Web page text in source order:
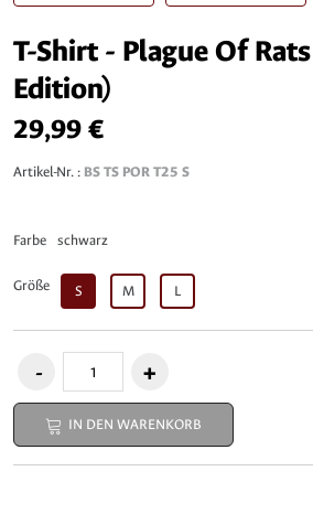
T-Shirt - Plague Of
Edition)
29,99 €
Artikel-Nr. : BS TS POR T25 S
Farbe schwarz
Größe S M L
IN DEN WARENKORB